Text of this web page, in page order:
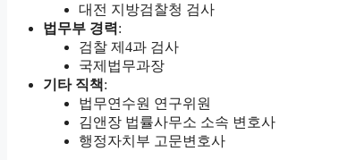
대전 지방검찰청 검사
법무부 경력 :
검찰 제4과 검사
국제법무과장
기타 직책:
법무연수원 연구위원
김앤장 법률사무소 소속 변호사
행정자치부 고문변호사